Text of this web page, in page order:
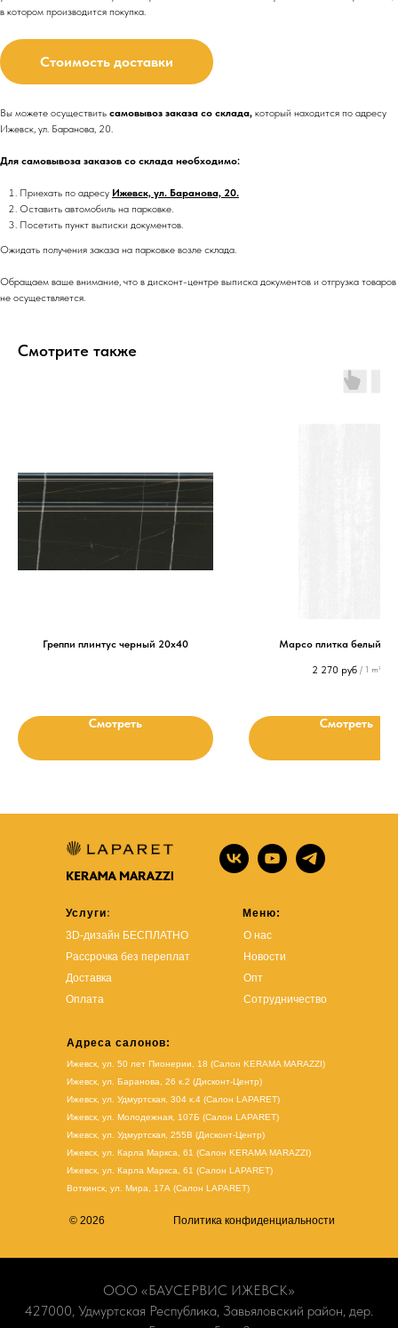
в котором производится покупка.
Стоимость доставки
Вы можете осуществить самовывоз заказа со склада, который находится по адресу
Ижевск, ул. Баранова, 20.
Для самовывоза заказов со склада необходимо:
Приехать по адресу Ижевск, ул. Баранова, 20.
Оставить автомобиль на парковке.
Посетить пункт выписки документов.
Ожидать получения заказа на парковке возле склада.
Обращаем ваше внимание, что в дисконт-центре выписка документов и отгрузка товаров
не осуществляется.
Смотрите также
Греппи плинтус черный 20х40
Смотреть
Марсо плитка белый
2 270 руб / 1 m²
Смотреть
Услуги:
3D-дизайн БЕСПЛАТНО
Рассрочка без переплат
Доставка
Оплата
Меню:
О нас
Новости
Опт
Сотрудничество
Адреса салонов:
Ижевск, ул. 50 лет Пионерии, 18 (Салон KERAMA MARAZZI)
Ижевск, ул. Баранова, 26 к.2 (Дисконт-Центр)
Ижевск, ул. Удмуртская, 304 к.4 (Салон LAPARET)
Ижевск, ул. Молодежная, 107Б (Салон LAPARET)
Ижевск, ул. Удмуртская, 255В (Дисконт-Центр)
Ижевск, ул. Карла Маркса, 61 (Салон KERAMA MARAZZI)
Ижевск, ул. Карла Маркса, 61 (Салон LAPARET)
Воткинск, ул. Мира, 17А (Салон LAPARET)
© 2026 Политика конфиденциальности
ООО «БАУСЕРВИС ИЖЕВСК»
427000, Удмуртская Республика, Завьяловский район, дер.